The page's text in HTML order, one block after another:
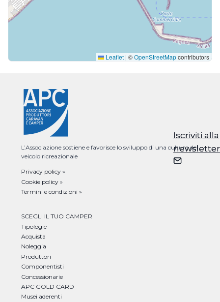
Iscriviti alla
newsletter
Leaflet | ©OpenStreetMapcontributors
L’Associazione sostiene e favorisce lo sviluppo di una cultura del
veicolo ricreazionale
Privacy policy »
Cookie policy »
Termini e condizioni »
SCEGLI IL TUO CAMPER
Tipologie
Acquista
Noleggia
Produttori
Componentisti
Concessionarie
APC GOLD CARD
Musei aderenti
Iscriviti alla
newsletter